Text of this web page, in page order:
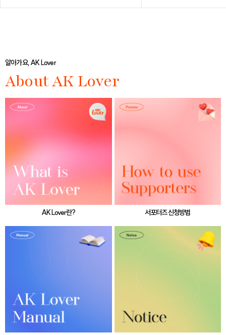
알아가요, AK Lover
About AK Lover
AK Lover란? 서포터즈 신청방법